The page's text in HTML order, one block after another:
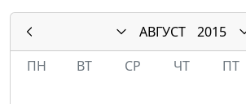
АВГУСТ
2015
ПН
ВТ СР ЧТ ПТ